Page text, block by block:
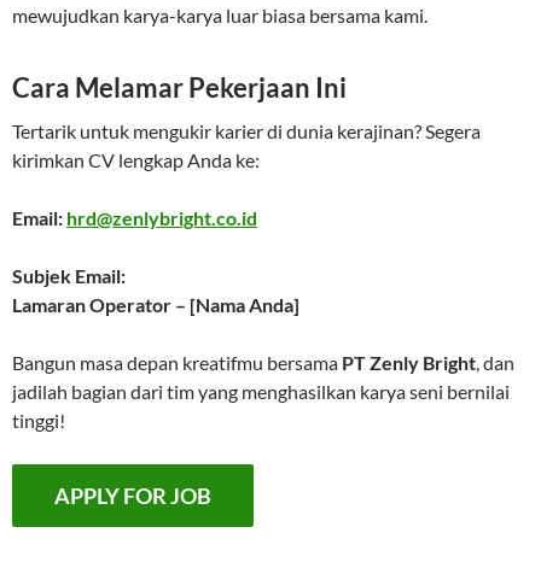
mewujudkan karya-karya luar biasa bersama kami.
Cara Melamar Pekerjaan Ini
Tertarik untuk mengukir karier di dunia kerajinan? Segera
kirimkan CV lengkap Anda ke:
Email: hrd@zenlybright.co.id
Subjek Email:
Lamaran Operator – [Nama Anda]
Bangun masa depan kreatifmu bersama PT Zenly Bright, dan
jadilah bagian dari tim yang menghasilkan karya seni bernilai
tinggi!